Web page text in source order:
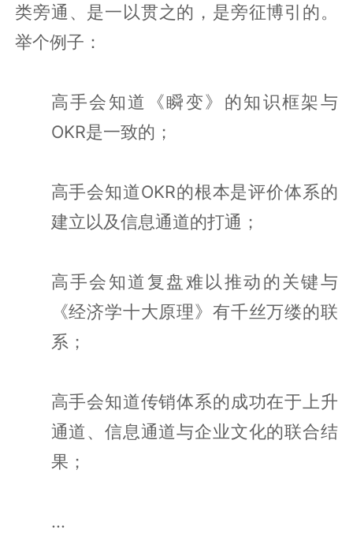
类旁通、是一以贯之的，是旁征博引的。
举个例子：
高手会知道《瞬变》的知识框架与
OKR是一致的；
高手会知道OKR的根本是评价体系的
建立以及信息通道的打通；
高手会知道复盘难以推动的关键与
《经济学十大原理》有千丝万缕的联
系；
高手会知道传销体系的成功在于上升
通道、信息通道与企业文化的联合结
果；
...